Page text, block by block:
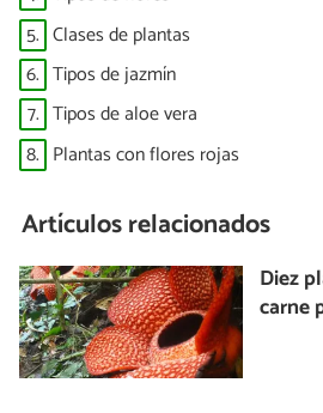
5. Clases de plantas
6. Tipos de jazmín
7. Tipos de aloe vera
8. Plantas con flores rojas
Artículos relacionados
Diez
carne